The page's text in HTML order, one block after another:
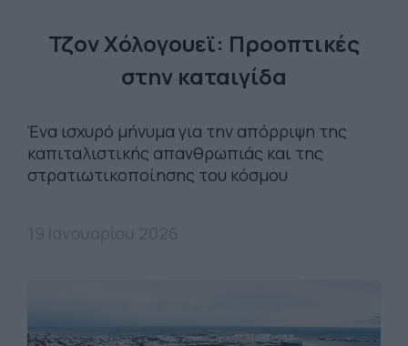
Τζον Χόλογουεϊ: Προοπτικές
στην καταιγίδα
Ένα ισχυρό μήνυμα για την απόρριψη της
καπιταλιστικής απανθρωπιάς και της
στρατιωτικοποίησης του κόσμου